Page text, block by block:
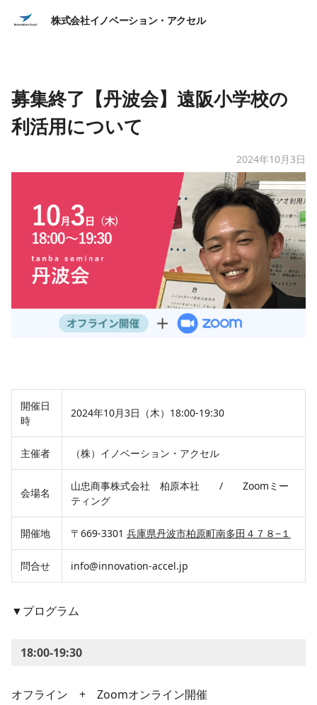
株式会社イノベーション・アクセル
募集終了【丹波会】遠阪小学校の
利活用について
2024年10月3日
開催日
時
2024年10月3日（木）18:00-19:30
主催者 （株）イノベーション・アクセル
会場名
山忠商事株式会社 柏原本社 / Zoomミー
ティング
開催地 〒669-3301 兵庫県丹波市柏原町南多田４７８−１
問合せ info@innovation-accel.jp
▼プログラム
18:00-19:30
オフライン + Zoomオンライン開催